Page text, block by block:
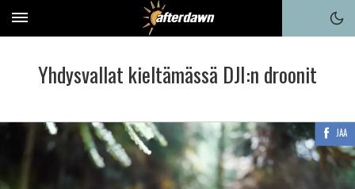
Yhdysvallat kieltämässä DJI:n droonit
JAA